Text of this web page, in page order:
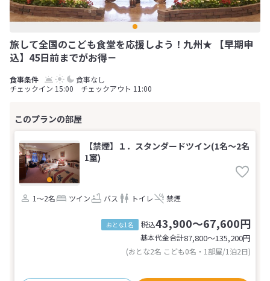
旅して全国のこども食堂を応援しよう！九州★ 【早期申
込】45日前までがお得－
食事なし
チェックイン 15:00 チェックアウト 11:00
【禁煙】１．スタンダードツイン(1名～2名
1室)
1～2名 ツイン バス トイレ 禁煙
おとな1名 税込43,900～67,600円
基本代金合計87,800〜135,200円
(おとな2名 こども0名・1部屋/1泊2日)